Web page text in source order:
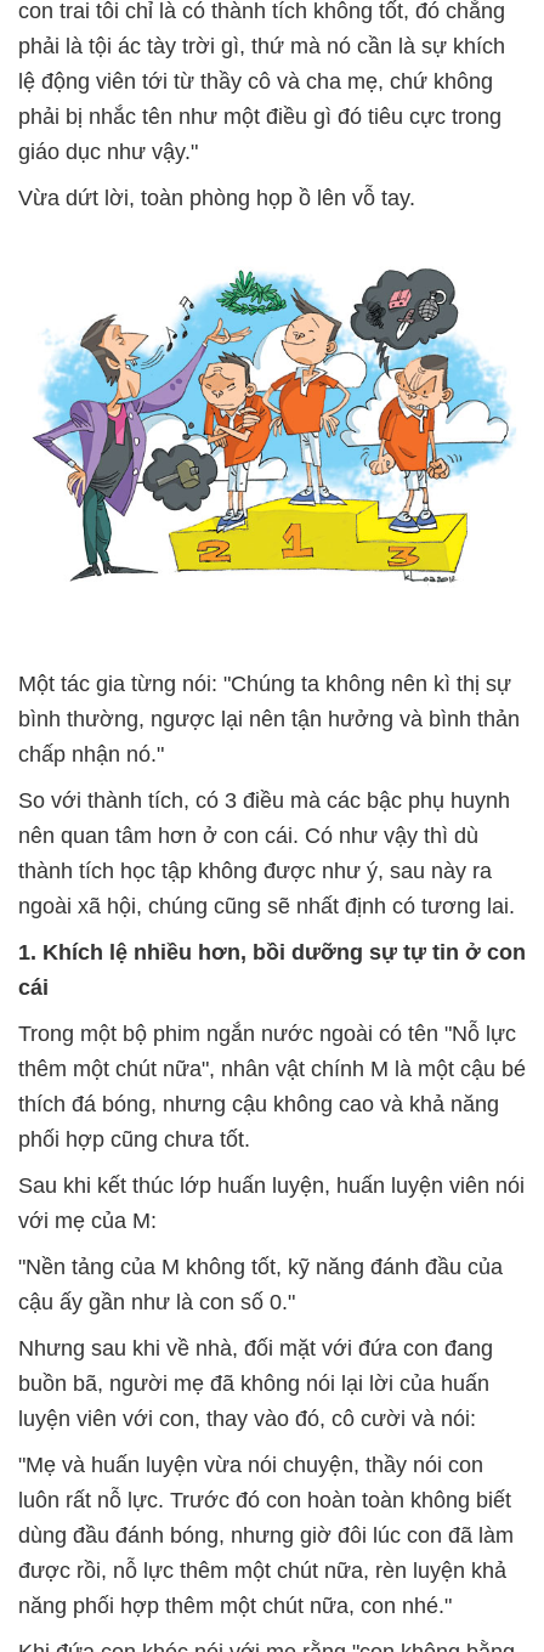
con trai tôi chỉ là có thành tích không tốt, đó chẳng
phải là tội ác tày trời gì, thứ mà nó cần là sự khích
lệ động viên tới từ thầy cô và cha mẹ, chứ không
phải bị nhắc tên như một điều gì đó tiêu cực trong
giáo dục như vậy."
Vừa dứt lời, toàn phòng họp ồ lên vỗ tay.
Một tác gia từng nói: "Chúng ta không nên kì thị sự
bình thường, ngược lại nên tận hưởng và bình thản
chấp nhận nó."
So với thành tích, có 3 điều mà các bậc phụ huynh
nên quan tâm hơn ở con cái. Có như vậy thì dù
thành tích học tập không được như ý, sau này ra
ngoài xã hội, chúng cũng sẽ nhất định có tương lai.
1. Khích lệ nhiều hơn, bồi dưỡng sự tự tin ở con
cái
Trong một bộ phim ngắn nước ngoài có tên "Nỗ lực
thêm một chút nữa", nhân vật chính M là một cậu bé
thích đá bóng, nhưng cậu không cao và khả năng
phối hợp cũng chưa tốt.
Sau khi kết thúc lớp huấn luyện, huấn luyện viên nói
với mẹ của M:
"Nền tảng của M không tốt, kỹ năng đánh đầu của
cậu ấy gần như là con số 0."
Nhưng sau khi về nhà, đối mặt với đứa con đang
buồn bã, người mẹ đã không nói lại lời của huấn
luyện viên với con, thay vào đó, cô cười và nói:
"Mẹ và huấn luyện vừa nói chuyện, thầy nói con
luôn rất nỗ lực. Trước đó con hoàn toàn không biết
dùng đầu đánh bóng, nhưng giờ đôi lúc con đã làm
được rồi, nỗ lực thêm một chút nữa, rèn luyện khả
năng phối hợp thêm một chút nữa, con nhé."